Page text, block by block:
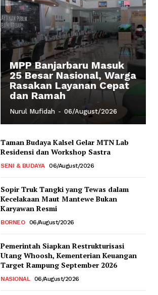
MPP Banjarbaru Masuk
25 Besar Nasional, Warga
Rasakan Layanan Cepat
dan Ramah
Nurul Mufidah - 06/August/2026
Taman Budaya Kalsel Gelar MTN Lab
Residensi dan Workshop Sastra
SENI & BUDAYA 06/August/2026
Sopir Truk Tangki yang Tewas dalam
Kecelakaan Maut Mantewe Bukan
Karyawan Resmi
BORNEO 06/August/2026
Pemerintah Siapkan Restrukturisasi
Utang Whoosh, Kementerian Keuangan
Target Rampung September 2026
NASIONAL 06/August/2026